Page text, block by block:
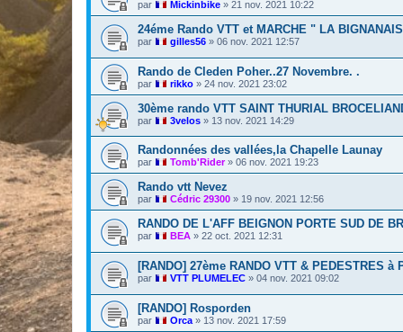
par Mickinbike » 21 nov. 2021 10:22
24éme Rando VTT et MARCHE " LA
par gilles56 » 06 nov. 2021 12:57
Rando de Cleden Poher..27 Novembre. .
par rikko » 24 nov. 2021 23:02
30ème rando VTT SAINT THURIAL
par 3velos » 13 nov. 2021 14:29
Randonnées des vallées,la Chapelle Launay
par Tomb'Rider» 06 nov. 2021 19:23
Rando vtt Nevez
par Cédric 29300 » 19 nov. 2021 12:56
RANDO DE L'AFF BEIGNON PORTE SUD DE
par BEA » 22 oct. 2021 12:31
[RANDO] 27ème RANDO VTT & PEDESTRES à
par VTT PLUMELEC » 04 nov. 2021 09:02
[RANDO] Rosporden
par Orca » 13 nov. 2021 17:59